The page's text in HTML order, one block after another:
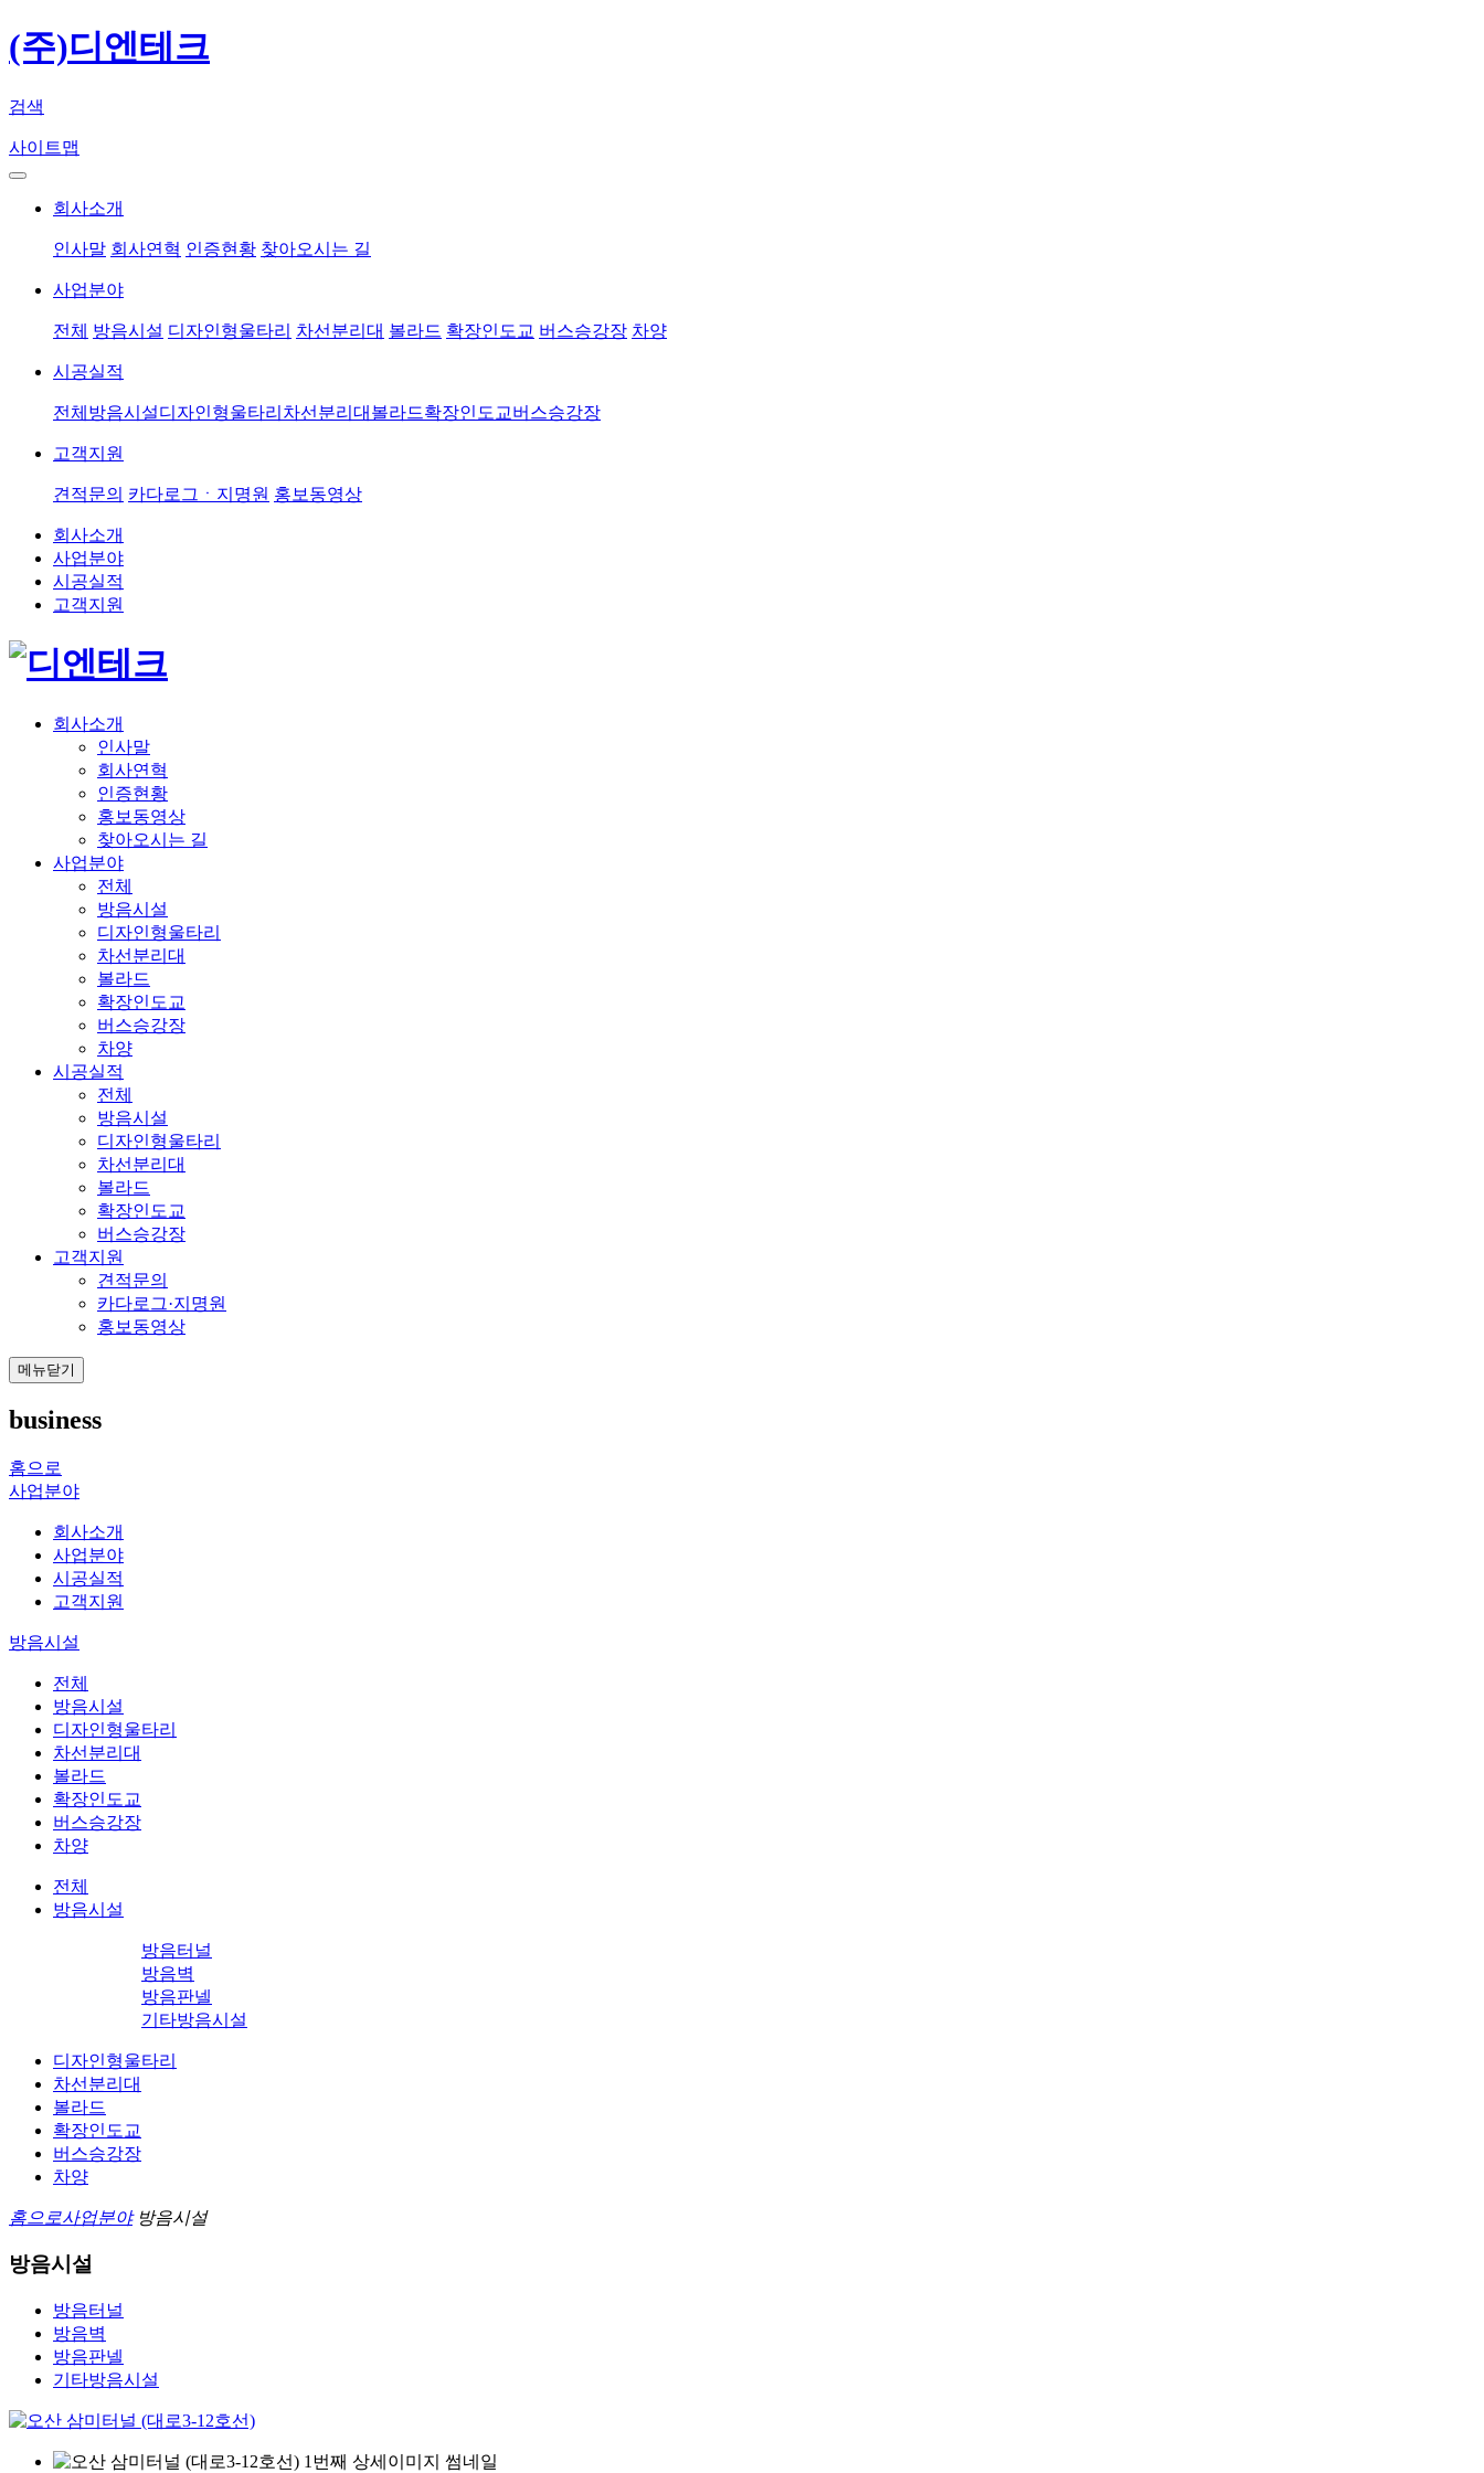
(주)디엔테크
검색
사이트맵
회사소개
인사말 회사연혁 인증현황 찾아오시는 길
사업분야
전체 방음시설 디자인형울타리 차선분리대 볼라드 확장인도교 버스승강장 차양
시공실적
전체 방음시설디자인형울타리 차선분리대 볼라드확장인도교버스승강장
고객지원
견적문의 카다로그ㆍ지명원 홍보동영상
회사소개
사업분야
시공실적
고객지원
회사소개
인사말
회사연혁
인증현황
홍보동영상
찾아오시는 길
사업분야
전체
방음시설
디자인형울타리
차선분리대
볼라드
확장인도교
버스승강장
차양
시공실적
전체
방음시설
디자인형울타리
차선분리대
볼라드
확장인도교
버스승강장
고객지원
견적문의
카다로그·지명원
홍보동영상
메뉴닫기
business
홈으로
사업분야
회사소개
사업분야
시공실적
고객지원
방음시설
전체
방음시설
디자인형울타리
차선분리대
볼라드
확장인도교
버스승강장
차양
전체
방음시설
방음터널
방음벽
방음판넬
기타방음시설
디자인형울타리
차선분리대
볼라드
확장인도교
버스승강장
차양
홈으로사업분야 방음시설
방음시설
방음터널
방음벽
방음판넬
기타방음시설